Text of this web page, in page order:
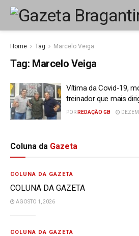
Home Tag Marcelo Veiga
Tag: Marcelo Veiga
Vítima da Covid-19,
treinador que mais
POR REDAÇÃO GB
Coluna da Gazeta
COLUNA DA GAZETA
COLUNA DA GAZETA
AGOSTO 1, 2026
COLUNA DA GAZETA